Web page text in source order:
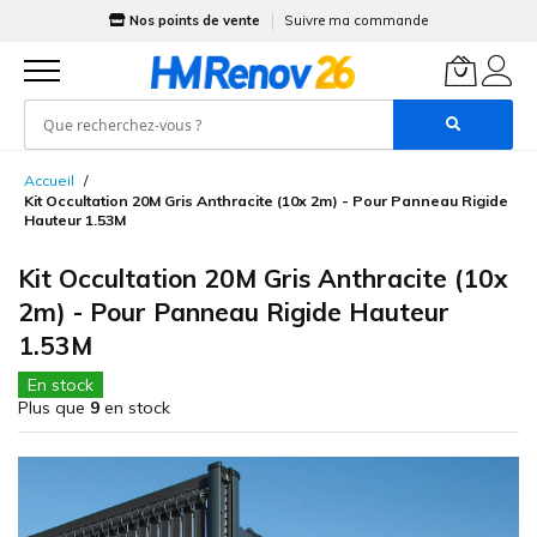
Nos points de vente Suivre ma commande
contenu
Accueil
Kit Occultation 20M Gris Anthracite (10x 2m) - Pour Panneau Rigide
Hauteur 1.53M
Kit Occultation 20M Gris Anthracite (10x
2m) - Pour Panneau Rigide Hauteur
1.53M
En stock
Plus que 9 en stock